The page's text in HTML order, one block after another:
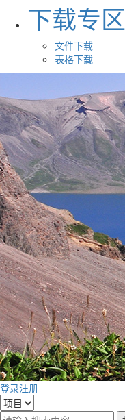
下载专区
文件下载
表格下载
登录注册